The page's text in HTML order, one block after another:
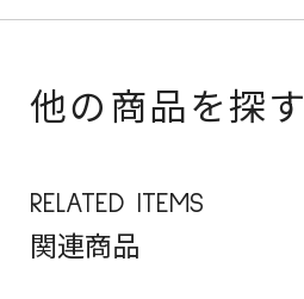
他の商品を探す
RELATED ITEMS
関連商品